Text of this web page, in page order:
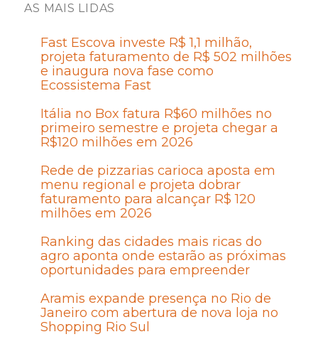
AS MAIS LIDAS
Fast Escova investe R$ 1,1 milhão,
projeta faturamento de R$ 502 milhões
e inaugura nova fase como
Ecossistema Fast
Itália no Box fatura R$60 milhões no
primeiro semestre e projeta chegar a
R$120 milhões em 2026
Rede de pizzarias carioca aposta em
menu regional e projeta dobrar
faturamento para alcançar R$ 120
milhões em 2026
Ranking das cidades mais ricas do
agro aponta onde estarão as próximas
oportunidades para empreender
Aramis expande presença no Rio de
Janeiro com abertura de nova loja no
Shopping Rio Sul